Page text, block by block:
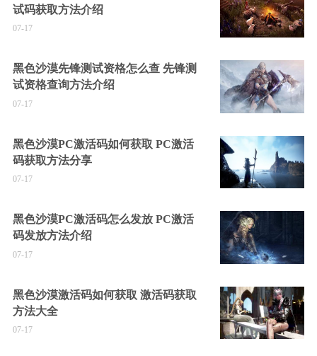
试码获取方法介绍
07-17
黑色沙漠先锋测试资格怎么查 先锋测
试资格查询方法介绍
07-17
黑色沙漠PC激活码如何获取 PC激活
码获取方法分享
07-17
黑色沙漠PC激活码怎么发放 PC激活
码发放方法介绍
07-17
黑色沙漠激活码如何获取 激活码获取
方法大全
07-17